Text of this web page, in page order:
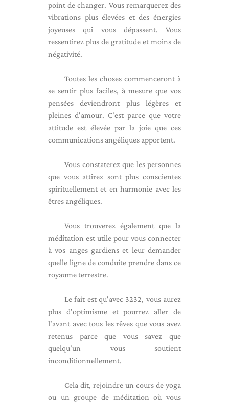
point de changer. Vous remarquerez des
vibrations plus élevées et des énergies
joyeuses qui vous dépassent. Vous
ressentirez plus de gratitude et moins de
négativité.
Toutes les choses commenceront à
se sentir plus faciles, à mesure que vos
pensées deviendront plus légères et
pleines d'amour. C'est parce que votre
attitude est élevée par la joie que ces
communications angéliques apportent.
Vous constaterez que les personnes
que vous attirez sont plus conscientes
spirituellement et en harmonie avec les
êtres angéliques.
Vous trouverez également que la
méditation est utile pour vous connecter
à vos anges gardiens et leur demander
quelle ligne de conduite prendre dans ce
royaume terrestre.
Le fait est qu'avec 3232, vous aurez
plus d'optimisme et pourrez aller de
l'avant avec tous les rêves que vous avez
retenus parce que vous savez que
quelqu'un vous soutient
inconditionnellement.
Cela dit, rejoindre un cours de yoga
ou un groupe de méditation où vous